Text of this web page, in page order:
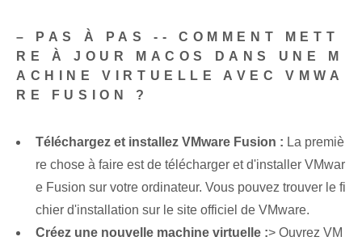
– PAS À PAS -- COMMENT METT
RE À JOUR MACOS DANS UNE M
ACHINE VIRTUELLE AVEC VMWA
RE FUSION ?
Téléchargez et installez VMware Fusion : La premiè
re chose à faire est de télécharger et d'installer VMwar
e Fusion sur votre ordinateur. Vous pouvez trouver le fi
chier d'installation sur le site officiel de VMware.
Créez une nouvelle machine virtuelle :> Ouvrez VM